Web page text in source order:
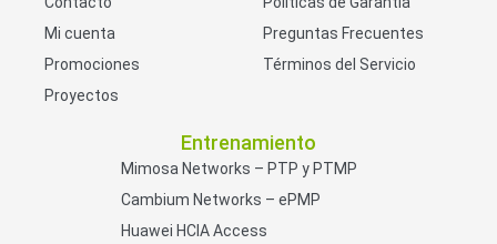
Mi cuenta
Promociones
Proyectos
Preguntas Frecuentes
Términos del Servicio
Entrenamiento
Mimosa Networks – PTP y PTMP
Cambium Networks – ePMP
Huawei HCIA Access